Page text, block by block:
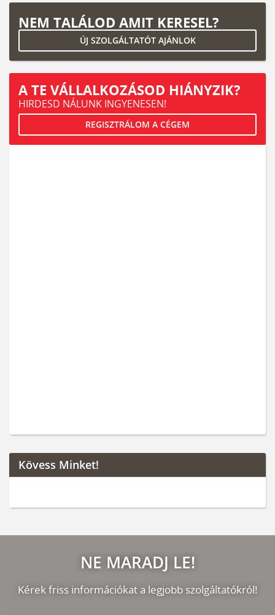
NEM TALÁLOD AMIT KERESEL?
ÚJ SZOLGÁLTATÓT AJÁNLOK
A TE VÁLLALKOZÁSOD HIÁNYZIK?
HIRDESD NÁLUNK INGYENESEN!
REGISZTRÁLOM A CÉGEM
Kövess Minket!
NE MARADJ LE!
Kérek friss információkat a legjobb szolgáltatókról!